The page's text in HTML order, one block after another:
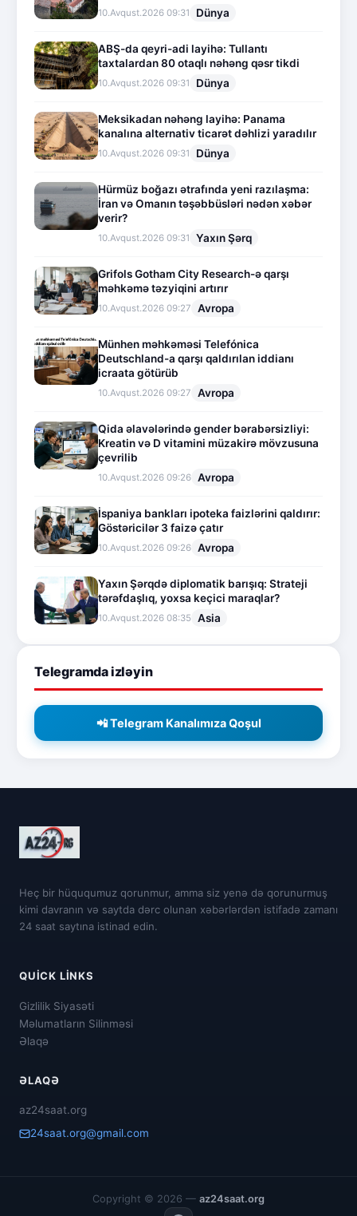
10.Avqust.2026 09:31 Dünya
ABŞ-da qeyri-adi layihə: Tullantı
taxtalardan 80 otaqlı nəhəng qəsr tikdi
10.Avqust.2026 09:31 Dünya
Meksikadan nəhəng layihə: Panama
kanalına alternativ ticarət dəhlizi yaradılır
10.Avqust.2026 09:31 Dünya
Hürmüz boğazı ətrafında yeni razılaşma:
İran və Omanın təşəbbüsləri nədən xəbər
verir?
10.Avqust.2026 09:31 Yaxın Şərq
Grifols Gotham City Research-ə qarşı
məhkəmə təzyiqini artırır
10.Avqust.2026 09:27 Avropa
Münhen məhkəməsi Telefónica
Deutschland-a qarşı qaldırılan iddianı
icraata götürüb
10.Avqust.2026 09:27 Avropa
Qida əlavələrində gender bərabərsizliyi:
Kreatin və D vitamini müzakirə mövzusuna
çevrilib
10.Avqust.2026 09:26 Avropa
İspaniya bankları ipoteka faizlərini qaldırır:
Göstəricilər 3 faizə çatır
10.Avqust.2026 09:26 Avropa
Yaxın Şərqdə diplomatik barışıq: Strateji
tərəfdaşlıq, yoxsa keçici maraqlar?
10.Avqust.2026 08:35 Asia
Telegramda izləyin
📲 Telegram Kanalımıza Qoşul
Heç bir hüququmuz qorunmur, amma siz yenə də qorunurmuş
kimi davranın və saytda dərc olunan xəbərlərdən istifadə zamanı
24 saat saytına istinad edin.
QUICK LINKS
Gizlilik Siyasəti
Məlumatların Silinməsi
Əlaqə
ƏLAQƏ
az24saat.org
24saat.org@gmail.com
Copyright © 2026 — az24saat.org